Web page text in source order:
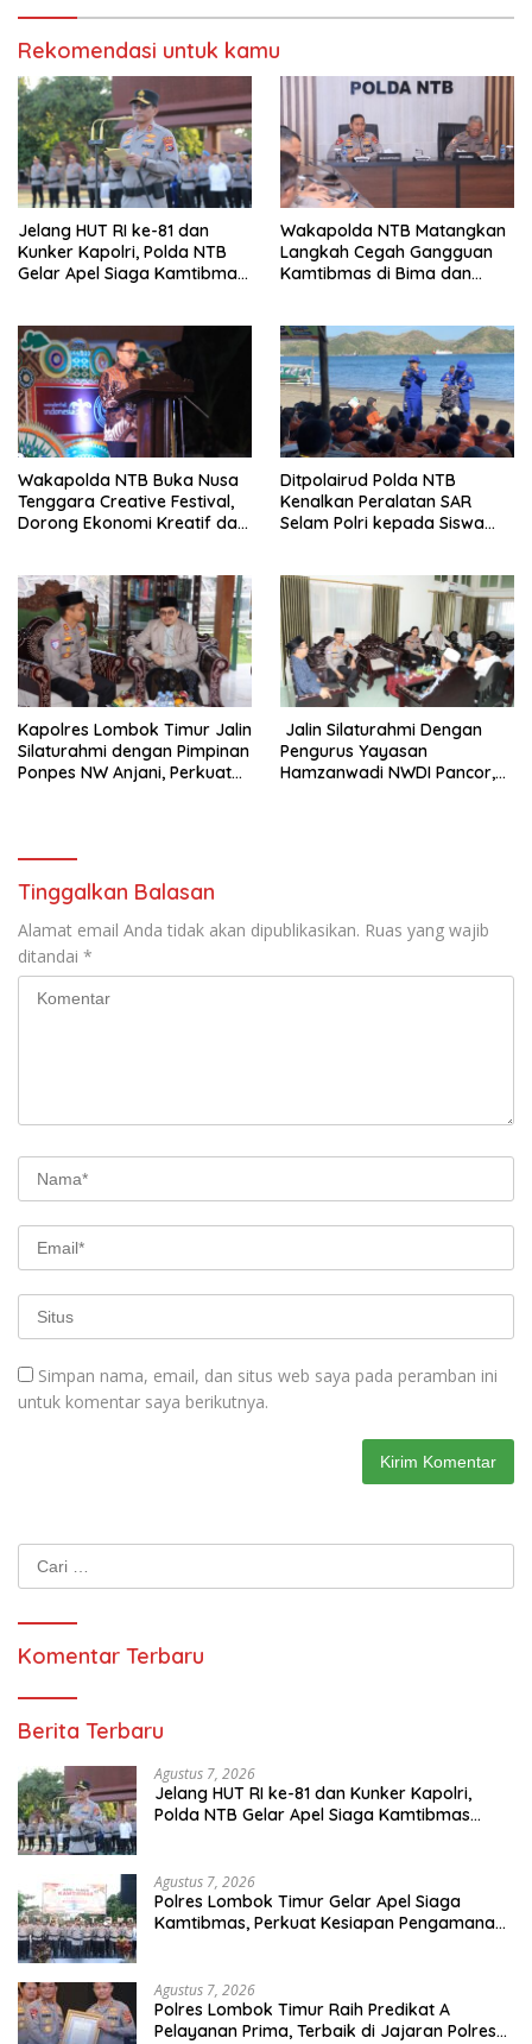
Rekomendasi untuk kamu
Jelang HUT RI ke-81 dan
Kunker Kapolri, Polda NTB
Gelar Apel Siaga Kamtibmas
Wakapolda NTB Matangkan
Langkah Cegah Gangguan
Kamtibmas di Bima dan
Wakapolda NTB Buka Nusa
Tenggara Creative Festival,
Dorong Ekonomi Kreatif dan
Ditpolairud Polda NTB
Kenalkan Peralatan SAR
Selam Polri kepada Siswa
Kapolres Lombok Timur Jalin
Silaturahmi dengan Pimpinan
Ponpes NW Anjani, Perkuat
Jalin Silaturahmi Dengan
Pengurus Yayasan
Hamzanwadi NWDI Pancor,
Tinggalkan Balasan
Alamat email Anda tidak akan dipublikasikan. Ruas yang wajib
ditandai *
Simpan nama, email, dan situs web saya pada peramban ini
untuk komentar saya berikutnya.
Cari
untuk:
Komentar Terbaru
Berita Terbaru
Agustus 7, 2026
Jelang HUT RI ke-81 dan Kunker Kapolri,
Polda NTB Gelar Apel Siaga Kamtibmas
Agustus 7, 2026
Polres Lombok Timur Gelar Apel Siaga
Kamtibmas, Perkuat Kesiapan Pengamanan
Agustus 7, 2026
Polres Lombok Timur Raih Predikat A
Pelayanan Prima, Terbaik di Jajaran Polres